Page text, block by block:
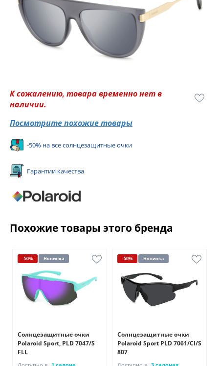
К сожалению, товара временно нет в
наличии.
Посмотрите похожие товары
-50% на все солнцезащитные очки
Гарантии качества
Похожие товары этого бренда
-50% Новинка
Солнцезащитные очки
Polaroid Sport, PLD 7047/S
FLL
-50% Новинка
Солнцезащитные очки
Polaroid Sport PLD 7061/CI/S
807